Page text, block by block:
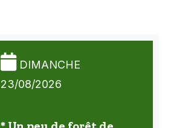
DIMANCHE
23/08/2026